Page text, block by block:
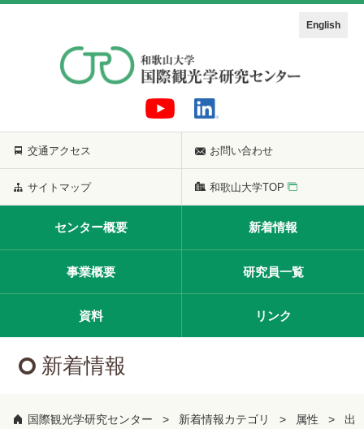
English
交通アクセス お問い合わせ
サイトマップ 和歌山大学TOP
センター概要 新着情報
事業概要 研究員一覧
資料 リンク
新着情報
国際観光学研究センター 新着情報カテゴリ 属性
出